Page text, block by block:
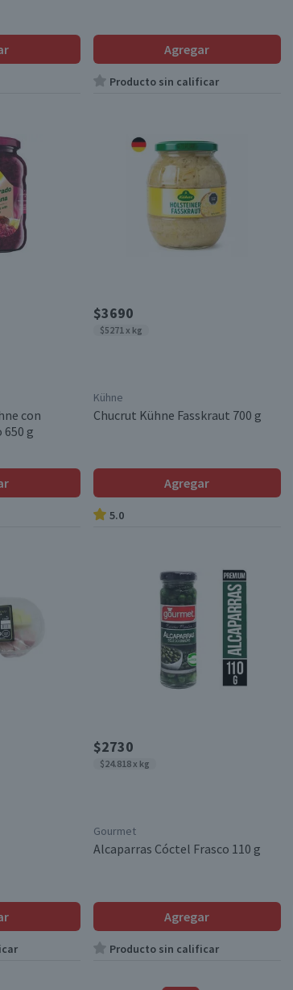
Agregar
Producto sin calificar
con
650 g
$3690
$5271 x kg
Kühne
Chucrut Kühne Fasskraut 700 g
Agregar
5.0
$2730
$24.818 x kg
Gourmet
Alcaparras Cóctel Frasco 110 g
Agregar
Producto sin calificar